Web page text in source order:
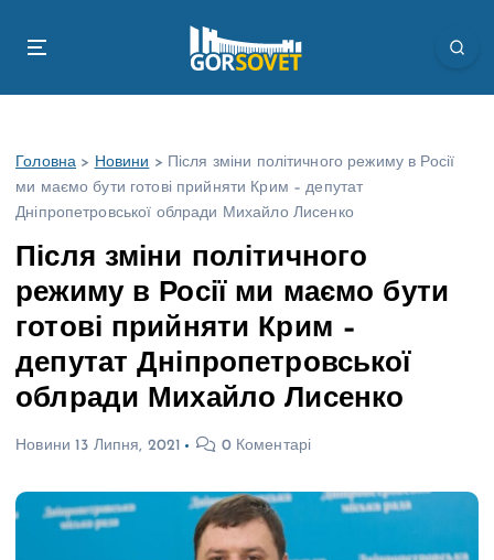
Головна > Новини >
Після зміни політичного режиму в Росії
ми маємо бути готові прийняти Крим – депутат
Дніпропетровської облради Михайло Лисенко
Після зміни політичного
режиму в Росії ми маємо бути
готові прийняти Крим –
депутат Дніпропетровської
облради Михайло Лисенко
Новини 13 Липня, 2021 0 Коментарі